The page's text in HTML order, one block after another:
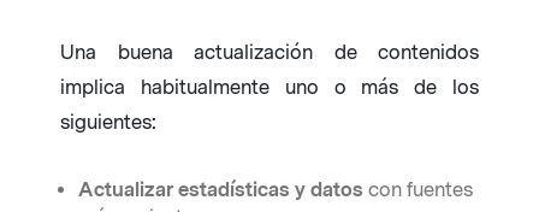
Una buena actualización de contenidos
implica habitualmente uno o más de los
siguientes:
Actualizar estadísticas y datos con fuentes